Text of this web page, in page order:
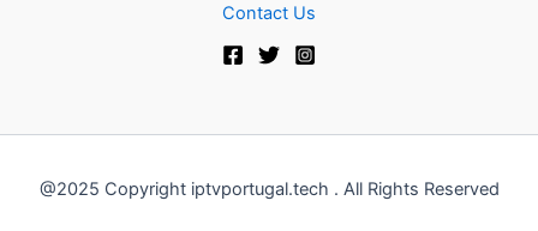
Contact Us
@2025 Copyright iptvportugal.tech . All Rights Reserved